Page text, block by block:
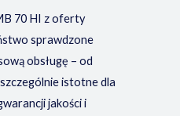
70 HI z oferty
sprawdzone
obsługę – od
istotne dla
jakości i